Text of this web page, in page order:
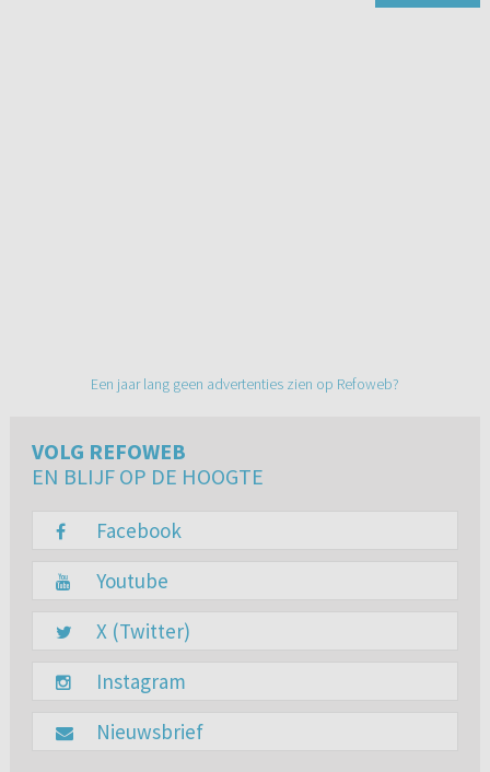
Een jaar lang geen advertenties zien op Refoweb?
VOLG REFOWEB
EN BLIJF OP DE HOOGTE
Facebook
Youtube
X (Twitter)
Instagram
Nieuwsbrief